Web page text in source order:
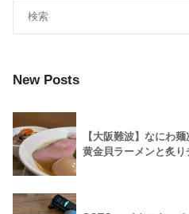
New Posts
【大阪難波】なにわ
黄金貝ラーメンと炙